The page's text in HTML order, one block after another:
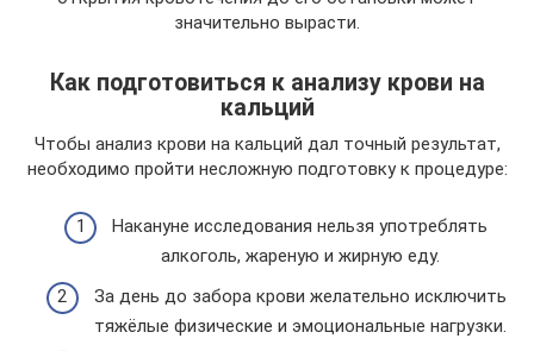
значительно вырасти.
Как подготовиться к анализу крови на
кальций
Чтобы анализ крови на кальций дал точный результат,
необходимо пройти несложную подготовку к процедуре:
Накануне исследования нельзя употреблять
алкоголь, жареную и жирную еду.
За день до забора крови желательно исключить
тяжёлые физические и эмоциональные нагрузки.